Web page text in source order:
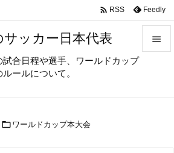
ッカー日本代表
合日程や選手、ワールドカップ
ールについて。


 RSS Feedly
ワールドカップ本大会